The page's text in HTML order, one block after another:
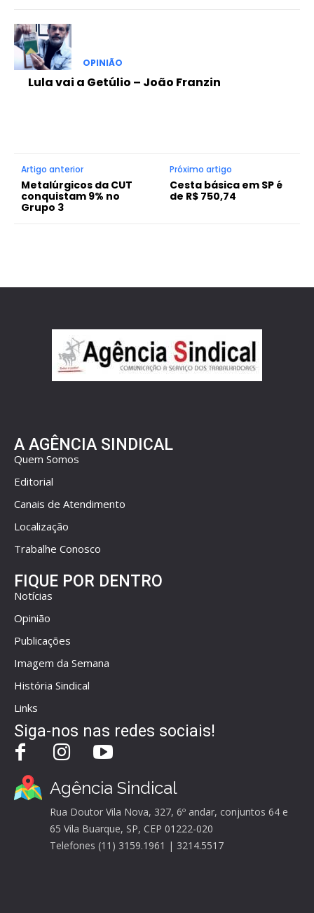
OPINIÃO
Lula vai a Getúlio – João Franzin
Artigo anterior
Metalúrgicos da CUT
conquistam 9% no
Grupo 3
Próximo artigo
Cesta básica em SP é
de R$ 750,74
A AGÊNCIA SINDICAL
Quem Somos
Editorial
Canais de Atendimento
Localização
Trabalhe Conosco
FIQUE POR DENTRO
Notícias
Opinião
Publicações
Imagem da Semana
História Sindical
Links
Siga-nos nas redes sociais!
Agência Sindical
Rua Doutor Vila Nova, 327, 6º andar, conjuntos 64 e
65 Vila Buarque, SP, CEP 01222-020
Telefones (11) 3159.1961 | 3214.5517